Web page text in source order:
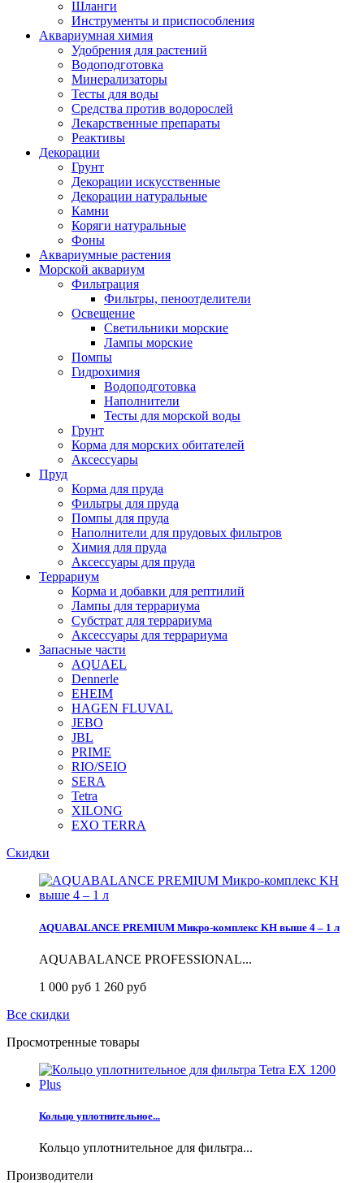
Шланги
Инструменты и приспособления
Аквариумная химия
Удобрения для растений
Водоподготовка
Минерализаторы
Тесты для воды
Средства против водорослей
Лекарственные препараты
Реактивы
Декорации
Грунт
Декорации искусственные
Декорации натуральные
Камни
Коряги натуральные
Фоны
Аквариумные растения
Морской аквариум
Фильтрация
Фильтры, пеноотделители
Освещение
Светильники морские
Лампы морские
Помпы
Гидрохимия
Водоподготовка
Наполнители
Тесты для морской воды
Грунт
Корма для морских обитателей
Аксессуары
Пруд
Корма для пруда
Фильтры для пруда
Помпы для пруда
Наполнители для прудовых фильтров
Химия для пруда
Аксессуары для пруда
Террариум
Корма и добавки для рептилий
Лампы для террариума
Субстрат для террариума
Аксессуары для террариума
Запасные части
AQUAEL
Dennerle
EHEIM
HAGEN FLUVAL
JEBO
JBL
PRIME
RIO/SEIO
SERA
Tetra
XILONG
EXO TERRA
Скидки
AQUABALANCE PREMIUM Микро-комплекс KH выше 4 – 1 л
AQUABALANCE PROFESSIONAL...
1 000 руб 1 260 руб
Все скидки
Просмотренные товары
Кольцо уплотнительное...
Кольцо уплотнительное для фильтра...
Производители